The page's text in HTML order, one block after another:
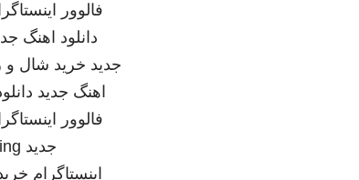
فالوور
دانلود اهنگ
جدید خرید شال
اهنگ جدید
فالوور
جدید
اینستاگرام